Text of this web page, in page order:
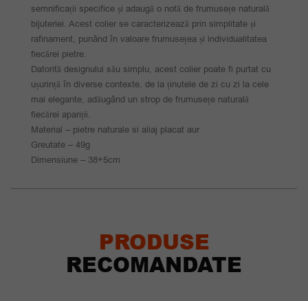
semnificații specifice și adaugă o notă de frumusețe naturală
bijuteriei. Acest colier se caracterizează prin simplitate și
rafinament, punând în valoare frumusețea și individualitatea
fiecărei pietre.
Datorită designului său simplu, acest colier poate fi purtat cu
ușurință în diverse contexte, de la ținutele de zi cu zi la cele
mai elegante, adăugând un strop de frumusețe naturală
fiecărei apariții.
Material – pietre naturale si aliaj placat aur
Greutate – 49g
Dimensiune – 38+5cm
PRODUSE
RECOMANDATE